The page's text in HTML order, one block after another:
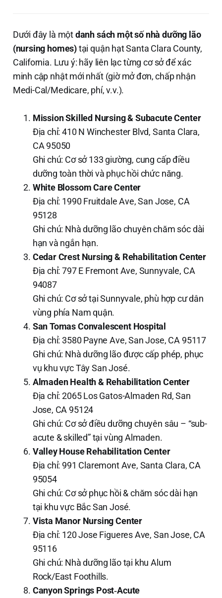
Dưới đây là mộtdanh sách một số nhà dưỡng lão
(nursing homes)tại quận hạt Santa Clara County,
California. Lưu ý: hãy liên lạc từng cơ sở để xác
minh cập nhật mới nhất (giờ mở đơn, chấp nhận
Medi-Cal/Medicare, phí, v.v.).
Mission Skilled Nursing & Subacute Center
Địa chỉ: 410 N Winchester Blvd, Santa Clara,
CA 95050
Ghi chú: Cơ sở 133 giường, cung cấp điều
dưỡng toàn thời và phục hồi chức năng.
White Blossom Care Center
Địa chỉ: 1990 Fruitdale Ave, San Jose, CA
95128
Ghi chú: Nhà dưỡng lão chuyên chăm sóc dài
hạn và ngắn hạn.
Cedar Crest Nursing & Rehabilitation Center
Địa chỉ: 797 E Fremont Ave, Sunnyvale, CA
94087
Ghi chú: Cơ sở tại Sunnyvale, phù hợp cư dân
vùng phía Nam quận.
San Tomas Convalescent Hospital
Địa chỉ: 3580 Payne Ave, San Jose, CA 95117
Ghi chú: Nhà dưỡng lão được cấp phép, phục
vụ khu vực Tây San José.
Almaden Health & Rehabilitation Center
Địa chỉ: 2065 Los Gatos-Almaden Rd, San
Jose, CA 95124
Ghi chú: Cơ sở điều dưỡng chuyên sâu – “sub-
acute & skilled” tại vùng Almaden.
Valley House Rehabilitation Center
Địa chỉ: 991 Claremont Ave, Santa Clara, CA
95054
Ghi chú: Cơ sở phục hồi & chăm sóc dài hạn
tại khu vực Bắc San José.
Vista Manor Nursing Center
Địa chỉ: 120 Jose Figueres Ave, San Jose, CA
95116
Ghi chú: Nhà dưỡng lão tại khu Alum
Rock/East Foothills.
Canyon Springs Post‑Acute